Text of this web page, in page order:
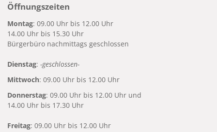
Öffnungszeiten
Montag: 09.00 Uhr bis 12.00 Uhr
14.00 Uhr bis 15.30 Uhr
Bürgerbüro nachmittags geschlossen
Dienstag: -geschlossen-
Mittwoch: 09.00 Uhr bis 12.00 Uhr
Donnerstag: 09.00 Uhr bis 12.00 Uhr und
14.00 Uhr bis 17.30 Uhr
Freitag: 09.00 Uhr bis 12.00 Uhr